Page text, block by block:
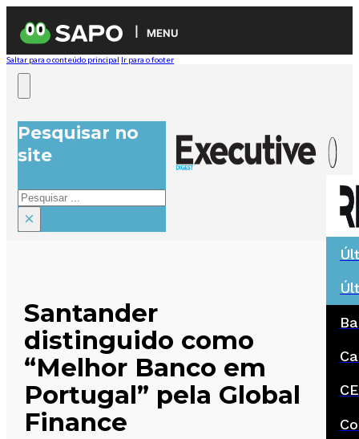
MENU
Saltar para o conteúdo principal Ir para o footer
Pesquisar no
site
Pesquisar
×
Santander
distinguido como
“Melhor Banco em
Portugal” pela Global
Finance